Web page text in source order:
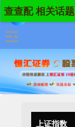
上证指数
查查配 相关话题